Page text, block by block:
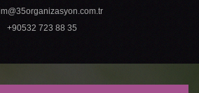
+90532 723 88 35